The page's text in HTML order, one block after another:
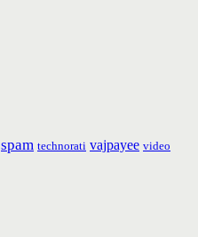
spam technorati vajpayee video